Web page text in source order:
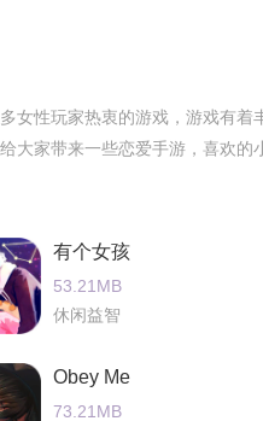
女性玩家热衷的游戏，游戏有着
大家带来一些恋爱手游，喜欢的
有个女孩
53.21MB
休闲益智
Obey Me
73.21MB